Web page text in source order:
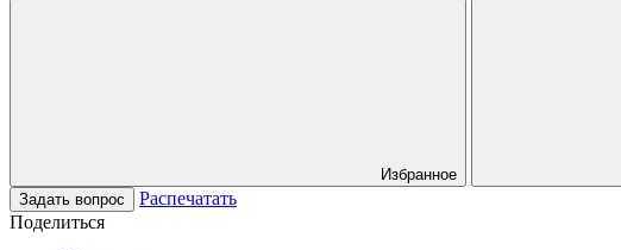
Избранное
Задать вопрос
Распечатать
Поделиться